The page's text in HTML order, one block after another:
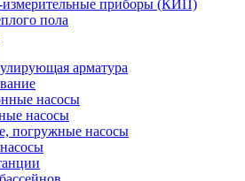
измерительные приборы (КИП)
пола
арматура
насосы
насосы
погружные насосы